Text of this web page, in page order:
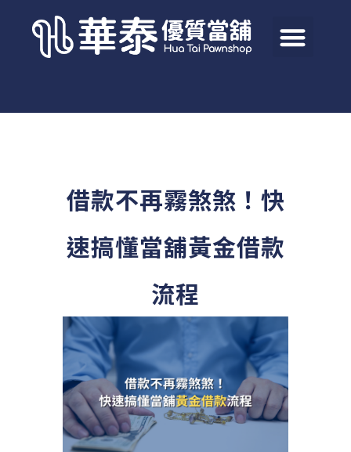
借款不再霧煞煞！快
速搞懂當舖黃金借款
流程